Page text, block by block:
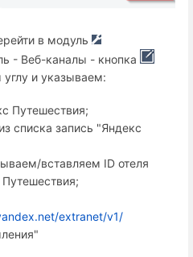
в модуль
- Веб-каналы - кнопка
и указываем:
Путешествия;
списка запись "Яндекс
вставляем ID отеля
extranet/v1/